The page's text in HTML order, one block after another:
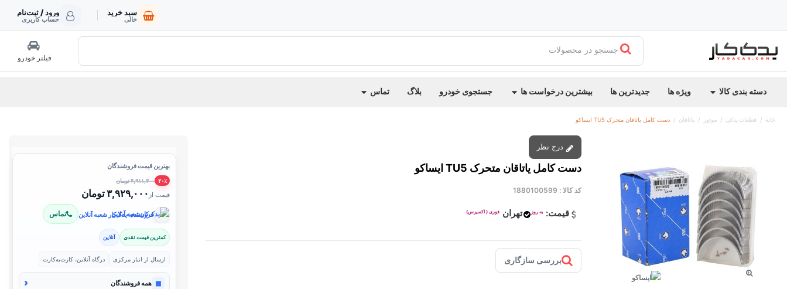
سبد خرید
خالی
ورود / ثبت‌نام
حساب کاربری
جستجو در محصولات
فیلتر خودرو
دسته بندی کالا ویژه ها جدیدترین ها بیشترین درخواست ها جستجوی خودرو بلاگ تماس
خانه قطعات یدکی موتور یاتاقان دست کامل یاتاقان متحرک TU5 ایساکو
دست کامل یاتاقان متحرک TU5 ایساکو
کد کالا : 1880100599
قیمت: به روز تهران فوری ( اکسپرس)
بررسی سازگاری
بهترین قیمت فروشندگان
۲۰٪ ۴,۹۱۱,۳۰۰ تومان
قیمت از ۳,۹۲۹,۰۰۰ تومان
فروشنده: یدک‌کار شعبه آنلاین تماس
کمترین قیمت نقدی آنلاین
ارسال از انبار مرکزی درگاه آنلاین، کارت‌به‌کارت
▦ همه فروشندگان ‹